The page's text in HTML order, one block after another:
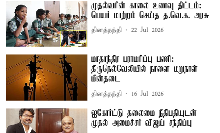
முதல்வரின் காலை உணவு திட்டம்:
பெயர் மாற்றம் செய்த த.வெ.க. அரசு
தினத்தந்தி 22 Jul 2026
மாதாந்திர பராமரிப்பு பணி:
திருநெல்வேலியில் நாளை மறுநாள்
மின்தடை
தினத்தந்தி 16 Jul 2026
ஐகோர்ட்டு தலைமை நீதிபதியுடன்
முதல் அமைச்சர் விஜய் சந்திப்பு